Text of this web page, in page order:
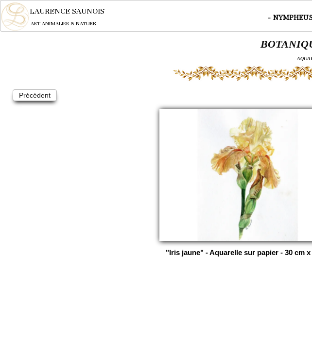
LAURENCE SAUNOIS
ART ANIMALIER & NATURE
-
Précédent
"Iris jaune" - Aquarelle sur papier - 30 cm x